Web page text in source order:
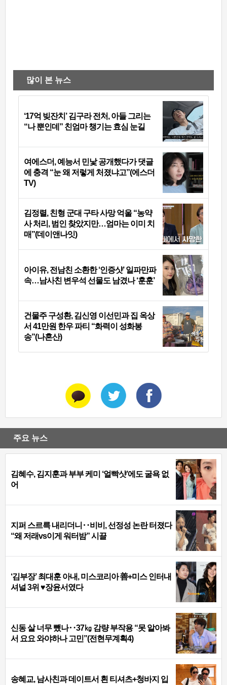
많이 본 뉴스
‘17억 빚잔치’ 김구라 전처, 아들 그리는
“나 뿐인데” 친엄마 챙기는 효심 눈길
여에스더, 예능서 민낯 공개했다가 댓글
에 충격 “눈 왜 저렇게 처졌냐고”(에스더
TV)
김정렬, 친형 군대 구타 사망 억울 “농약
사 처리, 범인 찾았지만…엄마는 이미 치
매”(데이앤나잇)
아이유, 전남친 소환한 ‘인증샷’ 일파만파
속…남사친 변우석 선물도 남겼나 ‘훈훈’
건물주 구성환, 김신영 이선민과 집 옥상
서 41만원 한우 파티 “화력이 성화봉
송”(나혼산)
주요 뉴스
김혜수, 김지훈과 부부 케미 ‘얼빡샷’에도 굴욕 없
어
지퍼 스르륵 내리더니‥비비, 선정성 논란 터졌다
“왜 저래vs이게 워터밤” 시끌
‘김부장’ 최대훈 아내, 미스코리아 善+미스 인터내
셔널 3위 ♥장윤서였다
신동 살 너무 뺐나‥37㎏ 감량 부작용 “못 알아봐
서 요요 와야하나 고민”(전현무계획4)
송혜교, 남사친과 데이트서 흰 티셔츠+청바지 입